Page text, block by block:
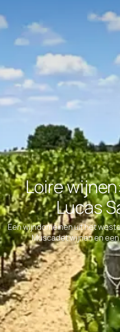
Loire
Lucas
Een wijndomeinen uit het
Muscadet wijnen en